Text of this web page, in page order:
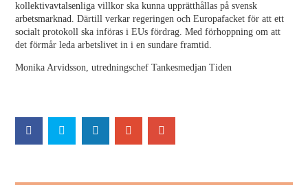
kollektivavtalsenliga villkor ska kunna upprätthållas på svensk
arbetsmarknad. Därtill verkar regeringen och Europafacket för att ett
socialt protokoll ska införas i EUs fördrag. Med förhoppning om att
det förmår leda arbetslivet in i en sundare framtid.
Monika Arvidsson, utredningschef Tankesmedjan Tiden